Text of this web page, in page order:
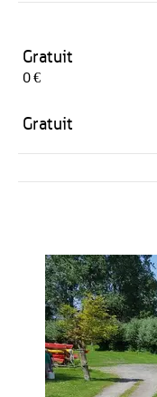
Gratuit
0 €
Gratuit